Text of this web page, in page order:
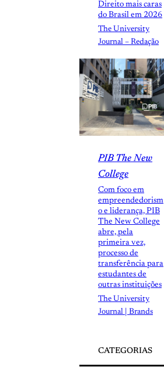
Direito mais caras
do Brasil em 2026
The University
Journal – Redação
PIB The New
College
Com foco em
empreendedorism
o e liderança, PIB
The New College
abre, pela
primeira vez,
processo de
transferência para
estudantes de
outras instituições
The University
Journal | Brands
CATEGORIAS